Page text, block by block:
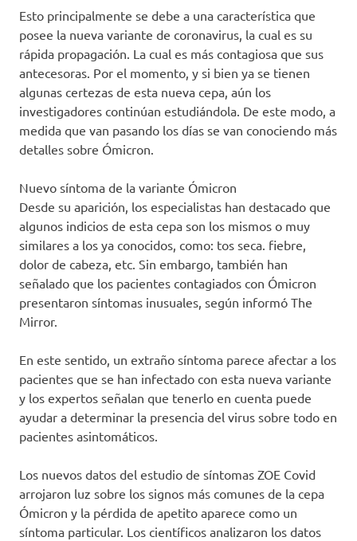
Esto principalmente se debe a una característica que
posee la nueva variante de coronavirus, la cual es su
rápida propagación. La cual es más contagiosa que sus
antecesoras. Por el momento, y si bien ya se tienen
algunas certezas de esta nueva cepa, aún los
investigadores continúan estudiándola. De este modo, a
medida que van pasando los días se van conociendo más
detalles sobre Ómicron.
Nuevo síntoma de la variante Ómicron
Desde su aparición, los especialistas han destacado que
algunos indicios de esta cepa son los mismos o muy
similares a los ya conocidos, como: tos seca. fiebre,
dolor de cabeza, etc. Sin embargo, también han
señalado que los pacientes contagiados con Ómicron
presentaron síntomas inusuales, según informó The
Mirror.
En este sentido, un extraño síntoma parece afectar a los
pacientes que se han infectado con esta nueva variante
y los expertos señalan que tenerlo en cuenta puede
ayudar a determinar la presencia del virus sobre todo en
pacientes asintomáticos.
Los nuevos datos del estudio de síntomas ZOE Covid
arrojaron luz sobre los signos más comunes de la cepa
Ómicron y la pérdida de apetito aparece como un
síntoma particular. Los científicos analizaron los datos